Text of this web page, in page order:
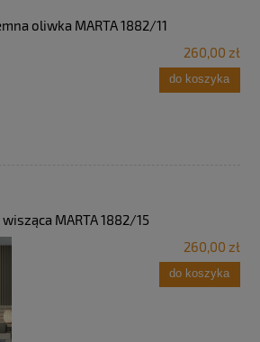
oliwka MARTA 1882/11
260,00 zł
do koszyka
MARTA 1882/15
260,00 zł
do koszyka